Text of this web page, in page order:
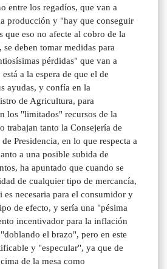
entre los regadíos, que van a
producción y "hay que conseguir
que eso no afecte al cobro de la
se deben tomar medidas para
pérdidas" que van a
a la espera de que el de
ayudas, y confía en la
de Agricultura, para
los "limitados" recursos de la
trabajan tanto la Consejería de
Presidencia, en lo que respecta a
a una posible subida de
ha apuntado que cuando se
de cualquier tipo de mercancía,
es necesaria para el consumidor y
de efecto, y sería una "pésima
incentivador para la inflación
el brazo", pero en este
y "especular", ya que de
de la mesa como